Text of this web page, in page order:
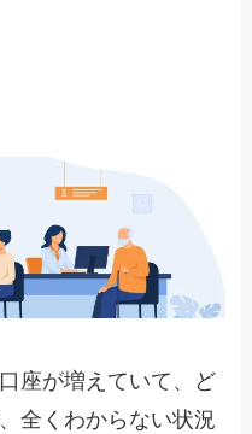
座が増えていて、ど
全くわからない状況